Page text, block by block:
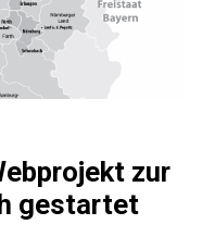
zur
gestartet